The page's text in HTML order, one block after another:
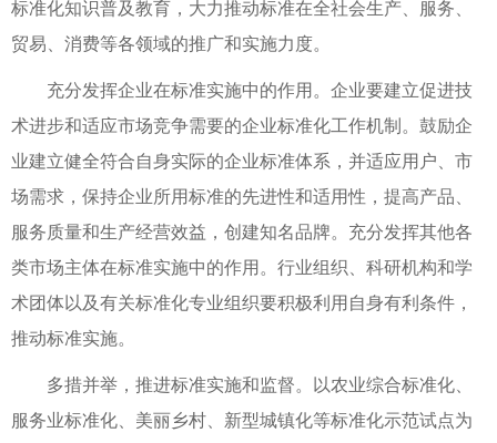
标准化知识普及教育，大力推动标准在全社会生产、服务、
贸易、消费等各领域的推广和实施力度。
充分发挥企业在标准实施中的作用。企业要建立促进技
术进步和适应市场竞争需要的企业标准化工作机制。鼓励企
业建立健全符合自身实际的企业标准体系，并适应用户、市
场需求，保持企业所用标准的先进性和适用性，提高产品、
服务质量和生产经营效益，创建知名品牌。充分发挥其他各
类市场主体在标准实施中的作用。行业组织、科研机构和学
术团体以及有关标准化专业组织要积极利用自身有利条件，
推动标准实施。
多措并举，推进标准实施和监督。以农业综合标准化、
服务业标准化、美丽乡村、新型城镇化等标准化示范试点为